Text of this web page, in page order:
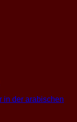
in der arabischen